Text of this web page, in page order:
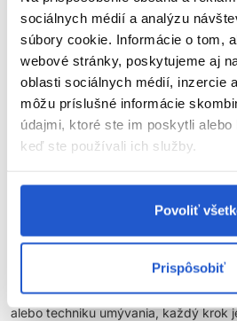
sociálnych médií a analýzu
súbory cookie. Informácie o tom,
webové stránky, poskytujeme aj
oblasti sociálnych médií, inzercie
môžu príslušné informácie
údajmi, ktoré ste im poskytli
keď ste používali ich služby.
Povoliť
Prispôsobiť
vodu z vlasov. Aplikujte
až po končeky. Kondicionér nie je
na pokožku hlavy.
Posledné opláchnutie studenou
opláchnutie studenou vodou
pomáha uzavrieť vlasy a zvýšiť
Sušenie vlasov: Po umytí vlasov
zabalené v uteráku nechajte
Záver
Správne umývanie vlasovje viac ako
umenie, ktoré vyžaduje pozornosť a
individuálnym potrebám vašich
správneho šampónu, časté alebo
alebo techniku umývania, každý krok